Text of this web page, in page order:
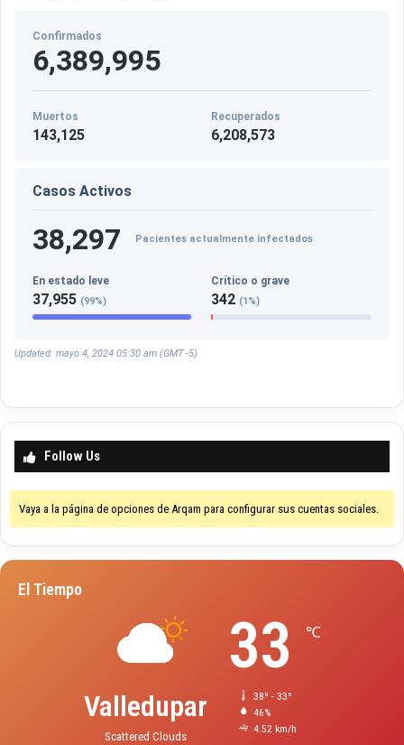
Confirmados
6,389,995
Muertos
143,125
Recuperados
6,208,573
Casos Activos
38,297 Pacientes actualmente infectados
En estado leve
37,955 (99%)
Crítico o grave
342 (1%)
Updated: mayo 4, 2024 05:30 am (GMT -5)
Follow Us
Vaya a la página de opciones de Arqam para configurar sus cuentas sociales.
El Tiempo
Valledupar
Scattered Clouds
33 ℃
38º - 33º
46%
4.52 km/h